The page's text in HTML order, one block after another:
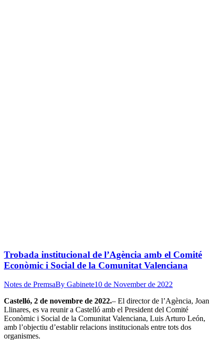
Trobada institucional de l’Agència amb el Comité
Econòmic i Social de la Comunitat Valenciana
Notes de PremsaBy Gabinete10 de November de 2022
Castelló, 2 de novembre de 2022.– El director de l’Agència, Joan
Llinares, es va reunir a Castelló amb el President del Comité
Econòmic i Social de la Comunitat Valenciana, Luis Arturo León,
amb l’objectiu d’establir relacions institucionals entre tots dos
organismes.